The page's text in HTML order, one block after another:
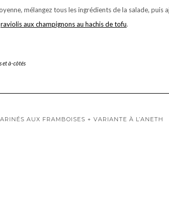
mélangez tous les ingrédients de la salade, puis
raviolis aux champignons au hachis de tofu.
et à-côtés
AUX FRAMBOISES + VARIANTE À L’ANETH